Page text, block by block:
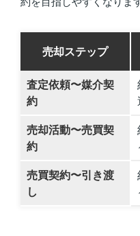
売却ステップ
査定依頼〜媒介契
約
売却活動〜売買契
約
売買契約〜引き渡
し